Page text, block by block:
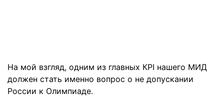
На мой взгляд, одним из главных КРІ нашего МИД
должен стать именно вопрос о не допускании
России к Олимпиаде.